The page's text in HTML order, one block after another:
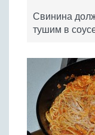
Свинина
тушим в